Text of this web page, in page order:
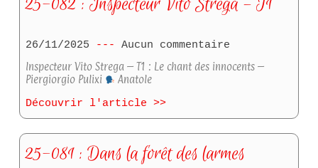
26/11/2025
Aucun commentaire
Inspecteur Vito Strega – T1 : Le chant des innocents –
Piergiorgio Pulixi
Anatole
Découvrir l'article >>
25-081 : Dans la forêt des larmes